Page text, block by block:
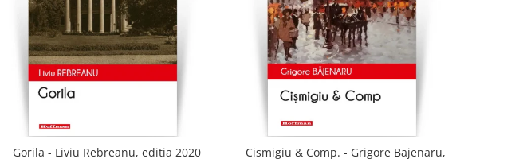
Gorila - Liviu Rebreanu, editia 2020
Cismigiu & Comp. - Grigore Bajenaru,